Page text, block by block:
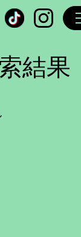
結果